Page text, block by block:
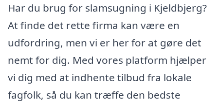
Har du brug for slamsugning i Kjeldbjerg?
At finde det rette firma kan være en
udfordring, men vi er her for at gøre det
nemt for dig. Med vores platform hjælper
vi dig med at indhente tilbud fra lokale
fagfolk, så du kan træffe den bedste